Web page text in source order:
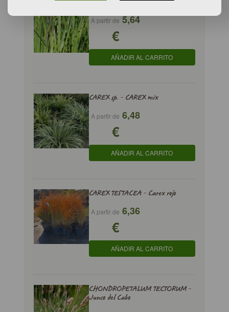
CAREX RIPARIA - Junco de ribera
A partir de5,64
€
AÑADIR AL CARRITO
CAREX sp. - CAREX mix
A partir de 6,48
€
AÑADIR AL CARRITO
CAREX TESTACEA - Carex rojo
A partir de 6,36
€
AÑADIR AL CARRITO
CHONDROPETALUM TECTORUM -
Junco del Cabo